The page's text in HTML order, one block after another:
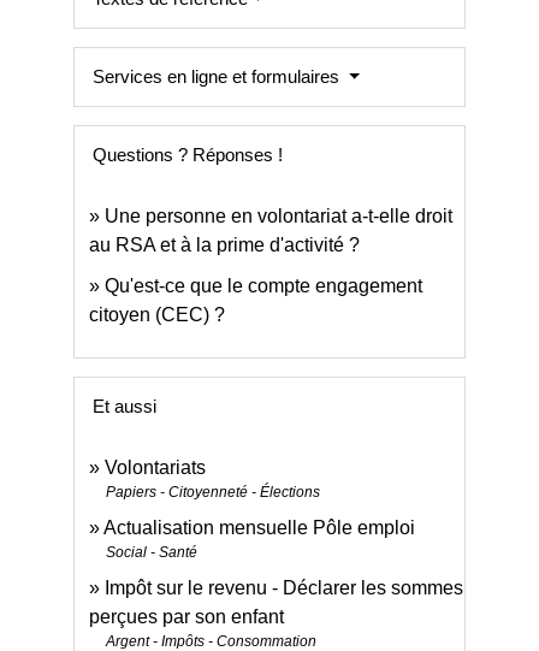
Services en ligne et formulaires
Questions ? Réponses !
Une personne en volontariat a-t-elle droit
au RSA et à la prime d'activité ?
Qu'est-ce que le compte engagement
citoyen (CEC) ?
Et aussi
Volontariats
Papiers - Citoyenneté - Élections
Actualisation mensuelle Pôle emploi
Social - Santé
Impôt sur le revenu - Déclarer les sommes
perçues par son enfant
Argent - Impôts - Consommation